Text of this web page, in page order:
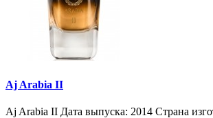
Aj Arabia II
Aj Arabia II Дата выпуска: 2014 Страна